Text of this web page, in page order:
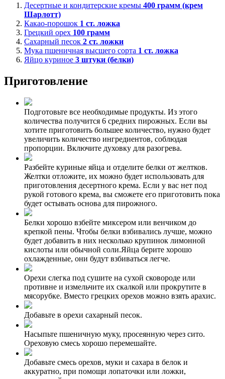
Десертные и кондитерские кремы 400 грамм (крем
Шарлотт)
Какао-порошок 1 ст. ложка
Грецкий орех 100 грамм
Сахарный песок 2 ст. ложки
Мука пшеничная высшего сорта 1 ст. ложка
Яйцо куриное 3 штуки (белки)
Приготовление
Подготовьте все необходимые продукты. Из этого
количества получится 6 средних пирожных. Если вы
хотите приготовить большее количество, нужно будет
увеличить количество ингредиентов, соблюдая
пропорции. Включите духовку для разогрева.
Разбейте куриные яйца и отделите белки от желтков.
Желтки отложите, их можно будет использовать для
приготовления десертного крема. Если у вас нет под
рукой готового крема, вы сможете его приготовить пока
будет остывать основа для пирожного.
Белки хорошо взбейте миксером или венчиком до
крепкой пены. Чтобы белки взбивались лучше, можно
будет добавить в них несколько крупинок лимонной
кислоты или обычной соли.Яйца берите хорошо
охлажденные, они будут взбиваться легче.
Орехи слегка под сушите на сухой сковороде или
противне и измельчите их скалкой или прокрутите в
мясорубке. Вместо грецких орехов можно взять арахис.
Добавьте в орехи сахарный песок.
Насыпьте пшеничную муку, просеянную через сито.
Ореховую смесь хорошо перемешайте.
Добавьте смесь орехов, муки и сахара в белок и
аккуратно, при помощи лопаточки или ложки,